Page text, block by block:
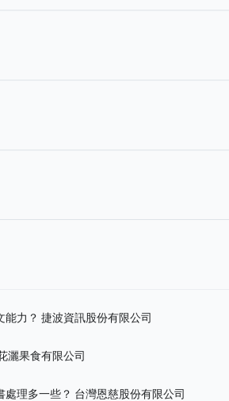
能力？ 捷波資訊股份有限公司
灑果食有限公司
處理多一些？ 台灣恩慈股份有限公司